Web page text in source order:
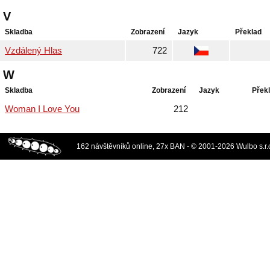
V
Skladba Zobrazení Jazyk Překlad
Vzdálený Hlas 722
W
Skladba Zobrazení Jazyk
Woman I Love You 212
162 návštěvníků online, 27x BAN - © 2001-2026 Wulbo